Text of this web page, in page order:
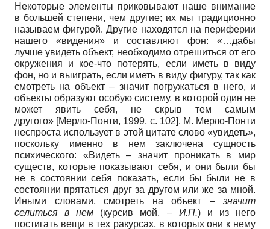
Некоторые элементы приковывают наше внимание
в большей степени, чем другие; их мы традиционно
называем фигурой. Другие находятся на периферии
нашего «видения» и составляют фон: «…дабы
лучше увидеть объект, необходимо отрешиться от его
окружения и кое-что потерять, если иметь в виду
фон, но и выиграть, если иметь в виду фигуру, так как
смотреть на объект – значит погружаться в него, и
объекты образуют особую систему, в которой один не
может явить себя, не скрыв тем самым
другого» [Мерло-Понти, 1999, с. 102]. М. Мерло-Понти
неспроста использует в этой цитате слово «увидеть»,
поскольку именно в нем заключена сущность
психического: «Видеть – значит проникать в мир
существ, которые показывают себя, и они были бы
не в состоянии себя показать, если бы были не в
состоянии прятаться друг за другом или же за мной.
Иными словами, смотреть на объект – значит
селиться в нем (курсив мой. – И.П.) и из него
постигать вещи в тех ракурсах, в которых они к нему